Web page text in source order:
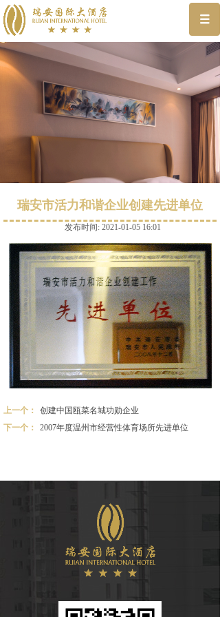
瑞安市活力和谐企业创建先进单位
发布时间: 2021-01-05 16:01
上一个：
创建中国瓯菜名城功勋企业
下一个：
2007年度温州市经营性体育场所先进单位